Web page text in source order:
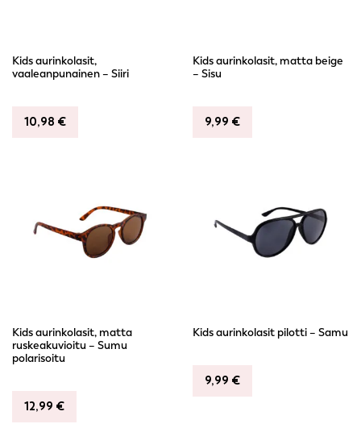
Kids aurinkolasit,
vaaleanpunainen – Siiri
10,98 €
Kids aurinkolasit, matta beige
– Sisu
9,99 €
Kids aurinkolasit, matta
ruskeakuvioitu – Sumu
polarisoitu
12,99 €
Kids aurinkolasit pilotti – Samu
9,99 €